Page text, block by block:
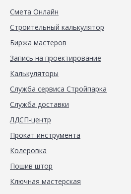
Смета Онлайн
Строительный калькулятор
Биржа мастеров
Запись на проектирование
Калькуляторы
Служба сервиса Стройпарка
Служба доставки
ЛДСП-центр
Прокат инструмента
Колеровка
Пошив штор
Ключная мастерская